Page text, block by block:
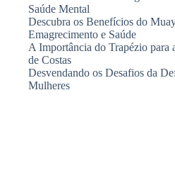
Saúde Mental
Descubra os Benefícios do
Emagrecimento e Saúde
A Importância do Trapézio para
de Costas
Desvendando os Desafios da
Mulheres